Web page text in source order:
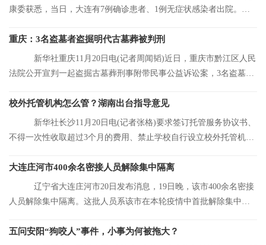
康委获悉，当日，大连有7例确诊患者、1例无症状感染者出院。目
重庆：3名盗墓者盗掘明代古墓葬被判刑
新华社重庆11月20日电(记者周闻韬)近日，重庆市黔江区人民
法院公开宣判一起盗掘古墓葬刑事附带民事公益诉讼案，3名盗墓者
校外托管机构怎么管？湖南出台指导意见
新华社长沙11月20日电(记者张格)要求签订托管服务协议书、
不得一次性收取超过3个月的费用、禁止学校自行设立校外托管机
大连庄河市400余名密接人员解除集中隔离
辽宁省大连庄河市20日发布消息，19日晚，该市400余名密接
人员解除集中隔离。这批人员系该市在本轮疫情中首批解除集中隔
五问安阳“狗咬人”事件，小事为何被拖大？